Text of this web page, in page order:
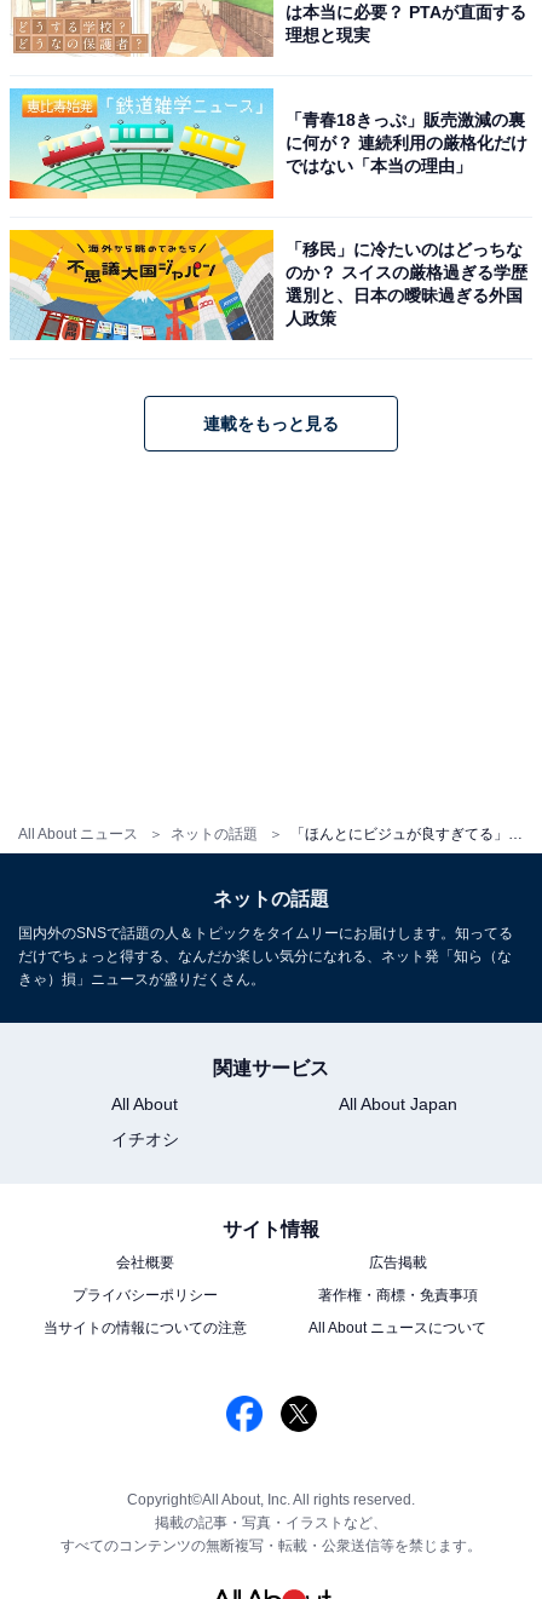
All About ニュース ネットの話題
は本当に必要？ PTAが直面する
理想と現実
「青春18きっぷ」販売激減の裏
に何が？ 連続利用の厳格化だけ
ではない「本当の理由」
「移民」に冷たいのはどっちな
のか？ スイスの厳格過ぎる学歴
選別と、日本の曖昧過ぎる外国
人政策
連載をもっと見る
ネットの話題
国内外のSNSで話題の人＆トピックをタイムリーにお届けします。知ってる
だけでちょっと得する、なんだか楽しい気分になれる、ネット発「知ら（な
きゃ）損」ニュースが盛りだくさん。
関連サービス
All About
All About Japan
イチオシ
サイト情報
会社概要
広告掲載
プライバシーポリシー
著作権・商標・免責事項
当サイトの情報についての注意
All About ニュースについて
Copyright©All About, Inc. All rights reserved.
掲載の記事・写真・イラストなど、
すべてのコンテンツの無断複写・転載・公衆送信等を禁じます。